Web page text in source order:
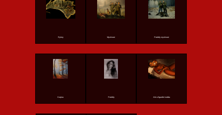
Rytiny Myslivost Portréty myslivost
Krajina Portréty Akt a figurální malba